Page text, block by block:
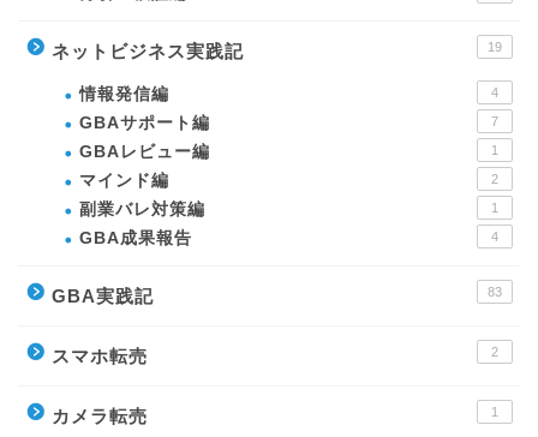
ネットビジネス実践記 19
情報発信編 4
GBAサポート編 7
GBAレビュー編 1
マインド編 2
副業バレ対策編 1
GBA成果報告 4
GBA実践記 83
スマホ転売 2
カメラ転売 1